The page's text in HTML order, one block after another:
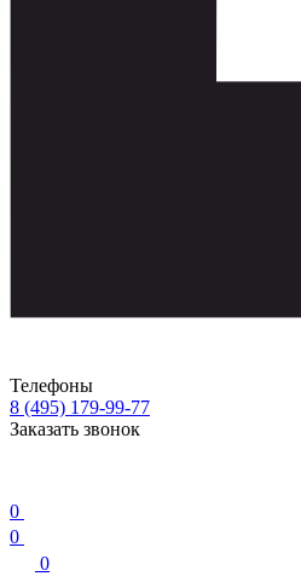
Телефоны
8 (495) 179-99-77
Заказать звонок
0
0
0